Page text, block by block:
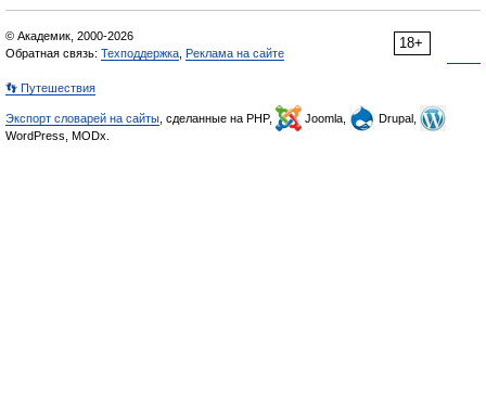
18+
© Академик, 2000-2026
Обратная связь: Техподдержка Реклама на сайте
👣 Путешествия
Экспорт словарей на сайты , сделанные на PHP, Joomla,
Drupal,
WordPress, MODx.